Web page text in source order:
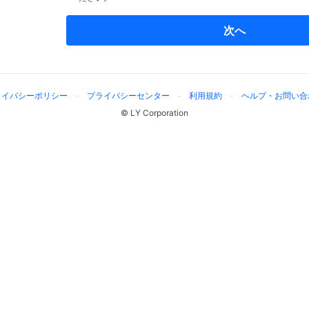
次へ
バシーポリシー プライバシーセンター 利用規約
ヘルプ・お問い
© LY Corporation